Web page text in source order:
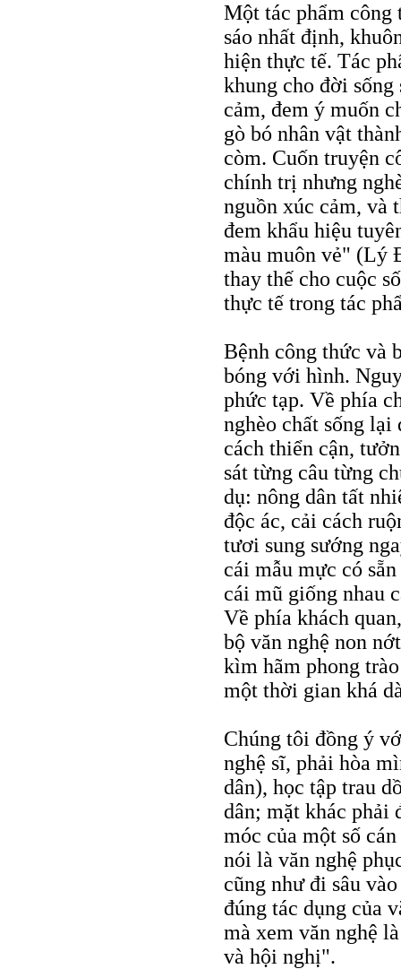
Một tác phẩm công
sáo nhất định,
hiện thực tế. Tác
khung cho đời
cảm, đem ý muốn
gò bó nhân vật
còm. Cuốn truyện
chính trị nhưng
nguồn xúc cảm, và
đem khẩu hiệu
màu muôn vẻ" (Lý
thay thế cho cuộc
thực tế trong tác
Bệnh công thức và
bóng với hình.
phức tạp. Về phía
nghèo chất sống
cách thiển cận,
sát từng câu từng
dụ: nông dân tất
độc ác, cải cách
tươi sung sướng
cái mẫu mực có
cái mũ giống nhau
Về phía khách
bộ văn nghệ non
kìm hãm phong
một thời gian khá
Chúng tôi đồng ý
nghệ sĩ, phải hòa
dân), học tập trau
dân; mặt khác phải
móc của một số
nói là văn nghệ
cũng như đi sâu
đúng tác dụng của
mà xem văn nghệ
và hội nghị".